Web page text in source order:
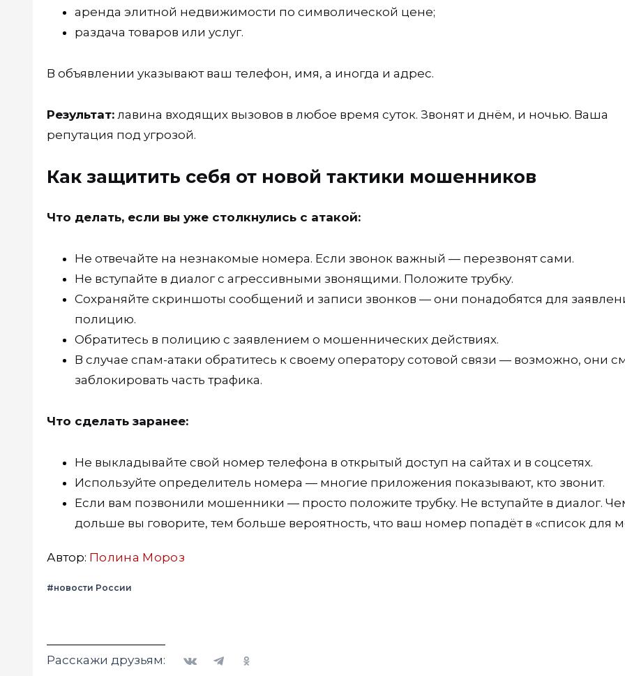
аренда элитной недвижимости по символической цене;
раздача товаров или услуг.
В объявлении указывают ваш телефон, имя, а иногда и адрес.
Результат: лавина входящих вызовов в любое время суток. Звонят и днём, и ночью. Ваша
репутация под угрозой.
Как защитить себя от новой тактики мошенников
Что делать, если вы уже столкнулись с атакой:
Не отвечайте на незнакомые номера. Если звонок важный — перезвонят сами.
Не вступайте в диалог с агрессивными звонящими. Положите трубку.
Сохраняйте скриншоты сообщений и записи звонков — они понадобятся для
полицию.
Обратитесь в полицию с заявлением о мошеннических действиях.
В случае спам-атаки обратитесь к своему оператору сотовой связи — возможно, они
заблокировать часть трафика.
Что сделать заранее:
Не выкладывайте свой номер телефона в открытый доступ на сайтах и в соцсетях.
Используйте определитель номера — многие приложения показывают, кто звонит.
Если вам позвонили мошенники — просто положите трубку. Не вступайте в диалог.
дольше вы говорите, тем больше вероятность, что ваш номер попадёт в «список для
Автор: Полина Мороз
#новости России
Расскажи друзьям: